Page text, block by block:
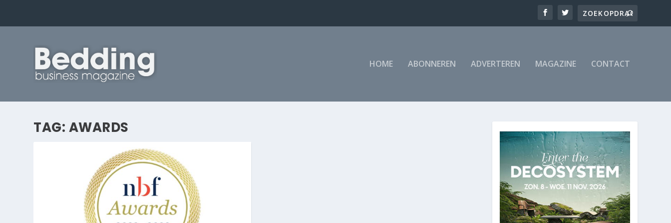
HOME ABONNEREN ADVERTEREN MAGAZINE CONTACT
TAG: AWARDS